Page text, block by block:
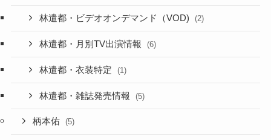
林遣都・ビデオオンデマンド（VOD) (2)
林遣都・月別TV出演情報 (6)
林遣都・衣装特定 (1)
林遣都・雑誌発売情報 (5)
柄本佑 (5)